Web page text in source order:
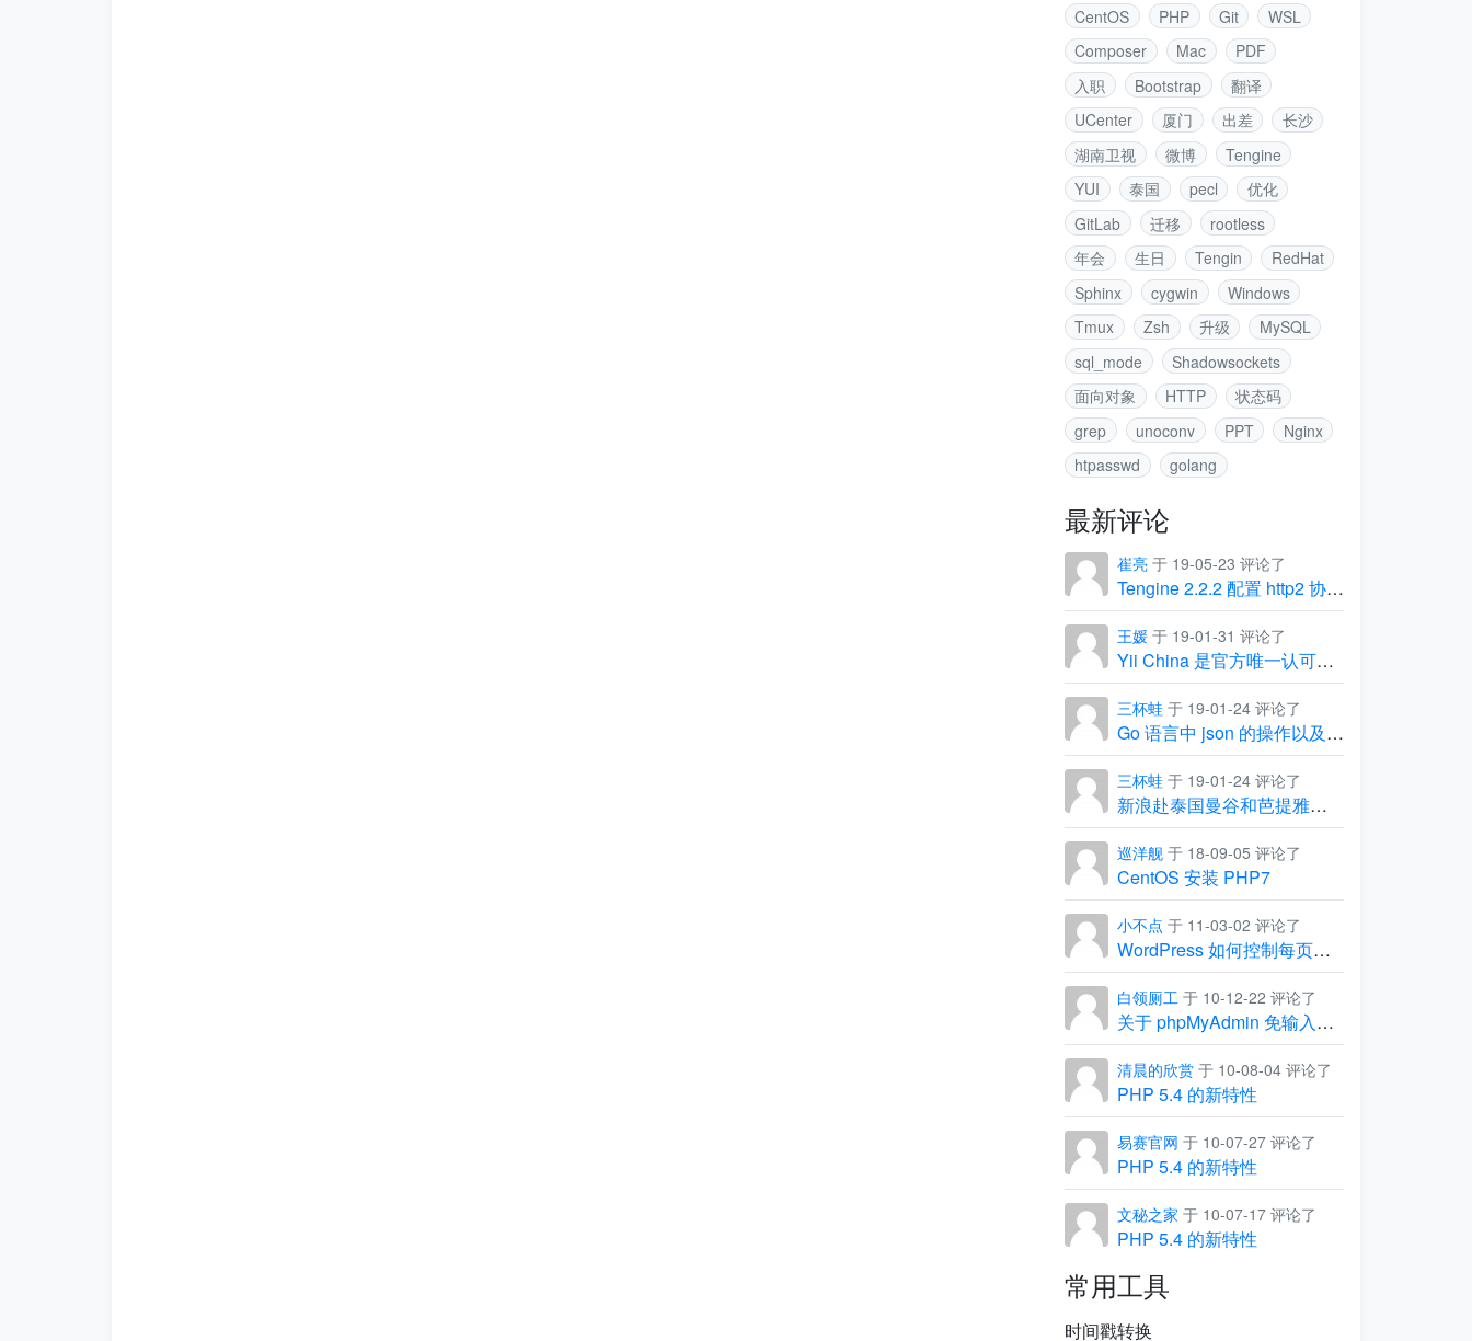
CentOS
PHP Git
WSL
Composer
Mac
PDF
入职
Bootstrap
翻译
UCenter
厦门 出差
长沙
湖南卫视
微博
Tengine
YUI
泰国 pecl
优化
GitLab
迁移
rootless
年会
生日 Tengin
RedHat
Sphinx
cygwin
Windows
Tmux
Zsh 升级
MySQL
sql_mode
Shadowsockets
面向对象
HTTP
状态码
grep
unoconv PPT
Nginx
htpasswd
golang
最新评论
崔亮 于 19-05-23 评论了
Tengine 2.2.2 配置 http2 协议出现的坑
王媛 于 19-01-31 评论了
Yii China 是官方唯一认可的中文社区
三杯蛙 于 19-01-24 评论了
Go 语言中 json 的操作以及常见问题
三杯蛙 于 19-01-24 评论了
新浪赴泰国曼谷和芭提雅团建
巡洋舰 于 18-09-05 评论了
CentOS 安装 PHP7
小不点 于 11-03-02 评论了
WordPress 如何控制每页显示的条数
白领厕工 于 10-12-22 评论了
关于 phpMyAdmin 免输入用户名和密码，直接进入管理界面
清晨的欣赏 于 10-08-04 评论了
PHP 5.4 的新特性
易赛官网 于 10-07-27 评论了
PHP 5.4 的新特性
文秘之家 于 10-07-17 评论了
PHP 5.4 的新特性
常用工具
时间戳转换